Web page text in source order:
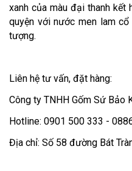
xanh của màu đại thanh kết
quyện với nước men lam
tượng.
Liên hệ tư vấn, đặt hàng:
Công ty TNHH Gốm Sứ Bảo
Hotline: 0901 500 333 -
Địa chỉ: Số 58 đường Bát